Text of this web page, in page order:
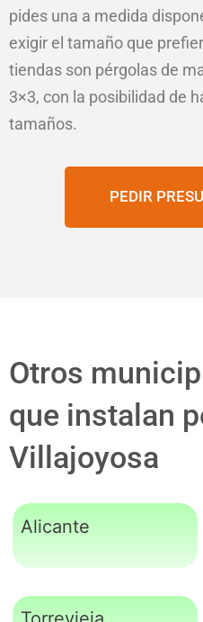
pides una a medida
exigir el tamaño que
tiendas son pérgolas de
3×3, con la posibilidad de
tamaños.
PEDIR
Otros
que instalan
Villajoyosa
Alicante